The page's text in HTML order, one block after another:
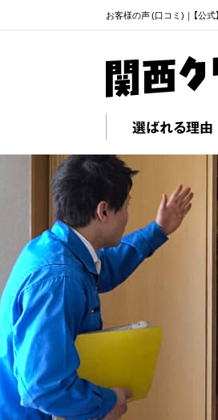
お客様の声 (口コミ)｜【公
選ばれる理由